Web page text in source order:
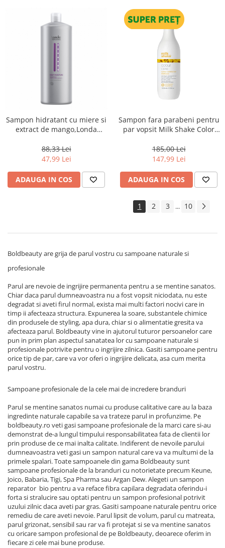
Sampon hidratant cu miere si
extract de mango,Londa
Moisture, 1000 ml
88,33 Lei
47,99 Lei
ADAUGA IN COS
Sampon fara parabeni pentru
par vopsit Milk Shake Color
185,00 Lei
147,99 Lei
ADAUGA IN COS
1 2 3 ... 10
Boldbeauty are grija de parul vostru cu sampoane naturale si
profesionale
Parul are nevoie de ingrijire permanenta pentru a se mentine sanatos.
Chiar daca parul dumneavoastra nu a fost vopsit niciodata, nu este
degradat si aveti firul normal, exista mai multi factori nocivi care in
timp ii afecteaza structura. Expunerea la soare, substantele chimice
din produsele de styling, apa dura, chiar si o alimentatie gresita va
afecteaza parul. Boldbeauty vine in ajutorul tuturor persoanelor care
pun in prim plan aspectul sanatatea lor cu sampoane naturale si
profesionale potrivite pentru o ingrijire zilnica. Gasiti sampoane pentru
orice tip de par, care va vor oferi o ingrijire delicata, asa cum merita
parul vostru.
Sampoane profesionale de la cele mai de incredere branduri
Parul se mentine sanatos numai cu produse calitative care au la baza
ingredinte naturale capabile sa va trateze parul in profunzime. Pe
boldbeauty.ro veti gasi sampoane profesionale de la marci care si-au
demonstrat de-a lungul timpului responsabilitatea fata de clientii lor
prin produse de ce mai inalta calitate. Indiferent de nevoile parului
dumneavoastra veti gasi un sampon natural care va va multumi de la
primele spalari. Toate sampoanele din gama Boldbeauty sunt
sampoane profesionale de la branduri cu notorietate precum Keune,
Joico, Babaria, Tigi, Spa Pharma sau Argan Dew. Alegeti un sampon
reparator bio pentru a va reface fibra capilara degradata oferindu-i
forta si stralucire sau optati pentru un sampon profesional potrivit
uzului zilnic daca aveti par gras. Gasiti sampoane naturale pentru orice
remediu de care aveti nevoie. Parul lipsit de volum, parul cu matreata,
parul grizonat, sensibil sau rar va fi protejat si se va mentine sanatos
cu oricare sampon profesional de pe Boldbeauty, deoarece oferim in
fiecare zi cele mai bune produse.